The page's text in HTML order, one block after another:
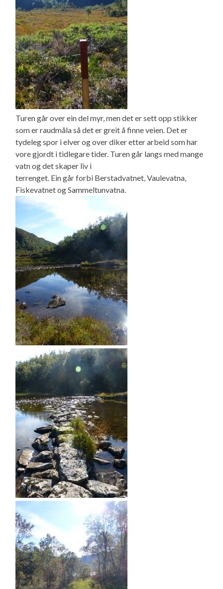
Turen går over ein del myr, men det er sett opp stikker
som er raudmåla så det er greit å finne veien. Det er
tydeleg spor i elver og over diker etter arbeid som har
vore gjordt i tidlegare tider. Turen går langs med mange
vatn og det skaper liv i
terrenget. Ein går forbi Berstadvatnet, Vaulevatna,
Fiskevatnet og Sammeltunvatna.